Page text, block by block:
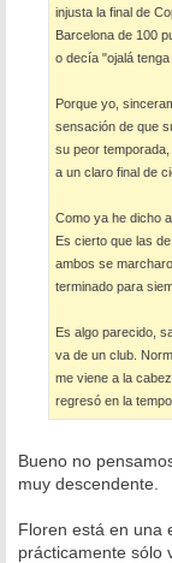
injusta la final de
Barcelona de 100
o decía "ojalá
Porque yo,
sensación de que
su peor
a un claro final de
Como ya he dicho
Es cierto que las
ambos se
terminado para
Es algo parecido,
va de un club.
me viene a la
regresó en la
Bueno no
muy descendente.
Floren está en una
prácticamente sólo